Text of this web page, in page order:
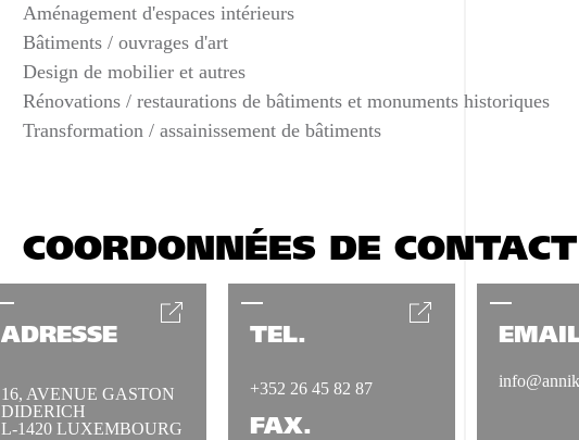
Aménagement d'espaces intérieurs
Bâtiments / ouvrages d'art
Design de mobilier et autres
Rénovations / restaurations de bâtiments et monuments historiques
Transformation / assainissement de bâtiments
COORDONNÉES DE CONTACT
ADRESSE
16, AVENUE GASTON
DIDERICH
L-1420 LUXEMBOURG
TÉL.
+352 26 45 82 87
FAX.